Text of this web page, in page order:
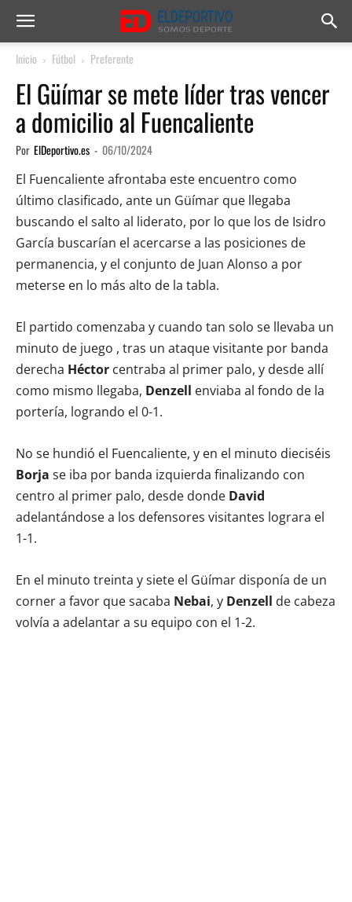
Inicio Fútbol Preferente
El Güímar se mete líder tras vencer
a domicilio al Fuencaliente
Por ElDeportivo.es - 06/10/2024
El Fuencaliente afrontaba este encuentro como
último clasificado, ante un Güímar que llegaba
buscando el salto al liderato, por lo que los de Isidro
García buscarían el acercarse a las posiciones de
permanencia, y el conjunto de Juan Alonso a por
meterse en lo más alto de la tabla.
El partido comenzaba y cuando tan solo se llevaba un
minuto de juego , tras un ataque visitante por banda
derecha Héctor centraba al primer palo, y desde allí
como mismo llegaba, Denzell enviaba al fondo de la
portería, logrando el 0-1.
No se hundió el Fuencaliente, y en el minuto dieciséis
Borja se iba por banda izquierda finalizando con
centro al primer palo, desde donde David
adelantándose a los defensores visitantes lograra el
1-1.
En el minuto treinta y siete el Güímar disponía de un
corner a favor que sacaba Nebai, y Denzell de cabeza
volvía a adelantar a su equipo con el 1-2.